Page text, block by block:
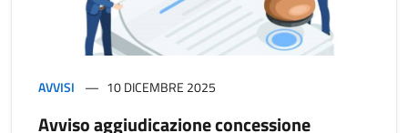
AVVISI 10 DICEMBRE 2025
Avviso aggiudicazione concessione